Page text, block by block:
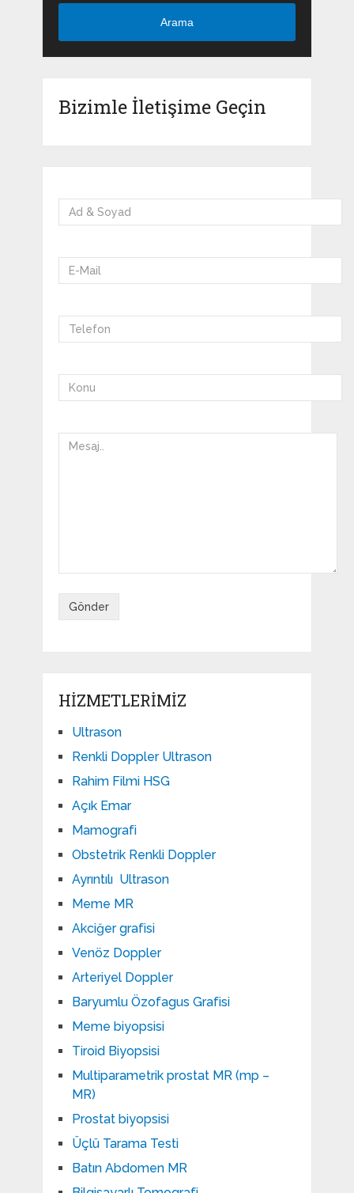
Arama
Bizimle İletişime Geçin
HIZMETLERIMIZ
Ultrason
Renkli Doppler Ultrason
Rahim Filmi HSG
Açık Emar
Mamografi
Obstetrik Renkli Doppler
Ayrıntılı Ultrason
Meme MR
Akciğer grafisi
Venöz Doppler
Arteriyel Doppler
Baryumlu Özofagus Grafisi
Meme biyopsisi
Tiroid Biyopsisi
Multiparametrik prostat MR (mp –
MR)
Prostat biyopsisi
Üçlü Tarama Testi
Batın Abdomen MR